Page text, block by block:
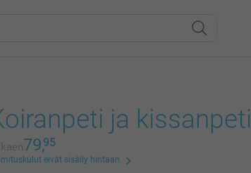
ja kissanpeti
79,95
eivät sisälly hintaan